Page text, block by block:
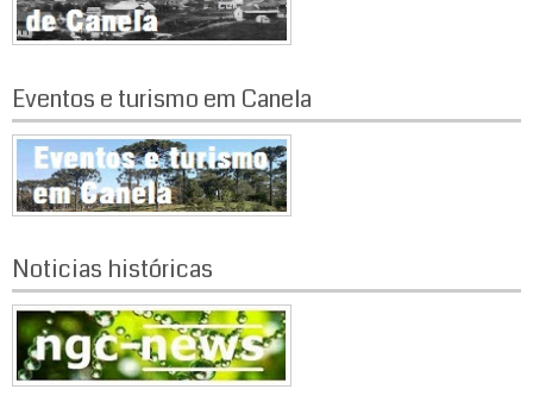
Eventos e turismo em Canela
Noticias históricas